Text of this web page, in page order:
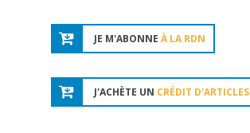
JE M'ABONNE À LA RDN
J'ACHÈTE UN CRÉDIT D'ARTICLES